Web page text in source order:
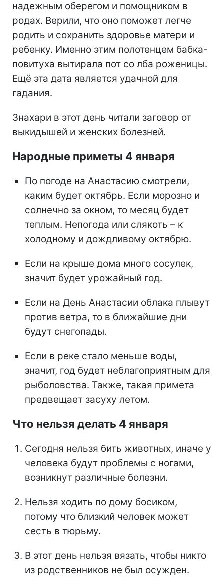
надежным оберегом и помощником в
родах. Верили, что оно поможет легче
родить и сохранить здоровье матери и
ребенку. Именно этим полотенцем бабка-
повитуха вытирала пот со лба роженицы.
Ещё эта дата является удачной для
гадания.
Знахари в этот день читали заговор от
выкидышей и женских болезней.
Народные приметы 4 января
По погоде на Анастасию смотрели,
каким будет октябрь. Если морозно и
солнечно за окном, то месяц будет
теплым. Непогода или слякоть – к
холодному и дождливому октябрю.
Если на крыше дома много сосулек,
значит будет урожайный год.
Если на День Анастасии облака плывут
против ветра, то в ближайшие дни
будут снегопады.
Если в реке стало меньше воды,
значит, год будет неблагоприятным для
рыболовства. Также, такая примета
предвещает засуху летом.
Что нельзя делать 4 января
Сегодня нельзя бить животных, иначе у
человека будут проблемы с ногами,
возникнут различные болезни.
Нельзя ходить по дому босиком,
потому что близкий человек может
сесть в тюрьму.
В этот день нельзя вязать, чтобы никто
из родственников не был осужден.